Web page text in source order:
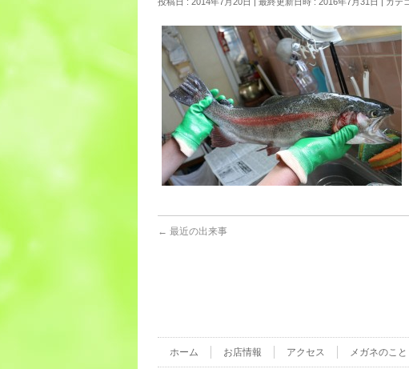
← 最近の出来事
ホーム お店情報 アクセス メガネのこと